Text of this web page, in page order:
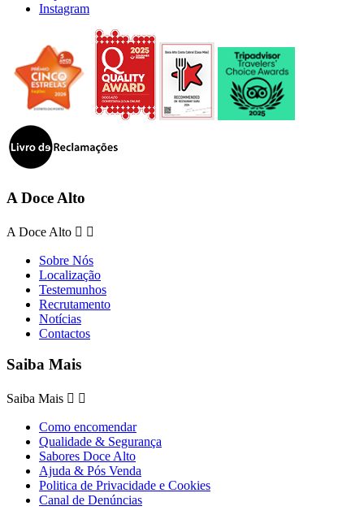
Instagram
A Doce Alto
A Doce Alto  
Sobre Nós
Localização
Testemunhos
Recrutamento
Notícias
Contactos
Saiba Mais
Saiba Mais  
Como encomendar
Qualidade & Segurança
Sabores Doce Alto
Ajuda & Pós Venda
Politica de Privacidade e Cookies
Canal de Denúncias